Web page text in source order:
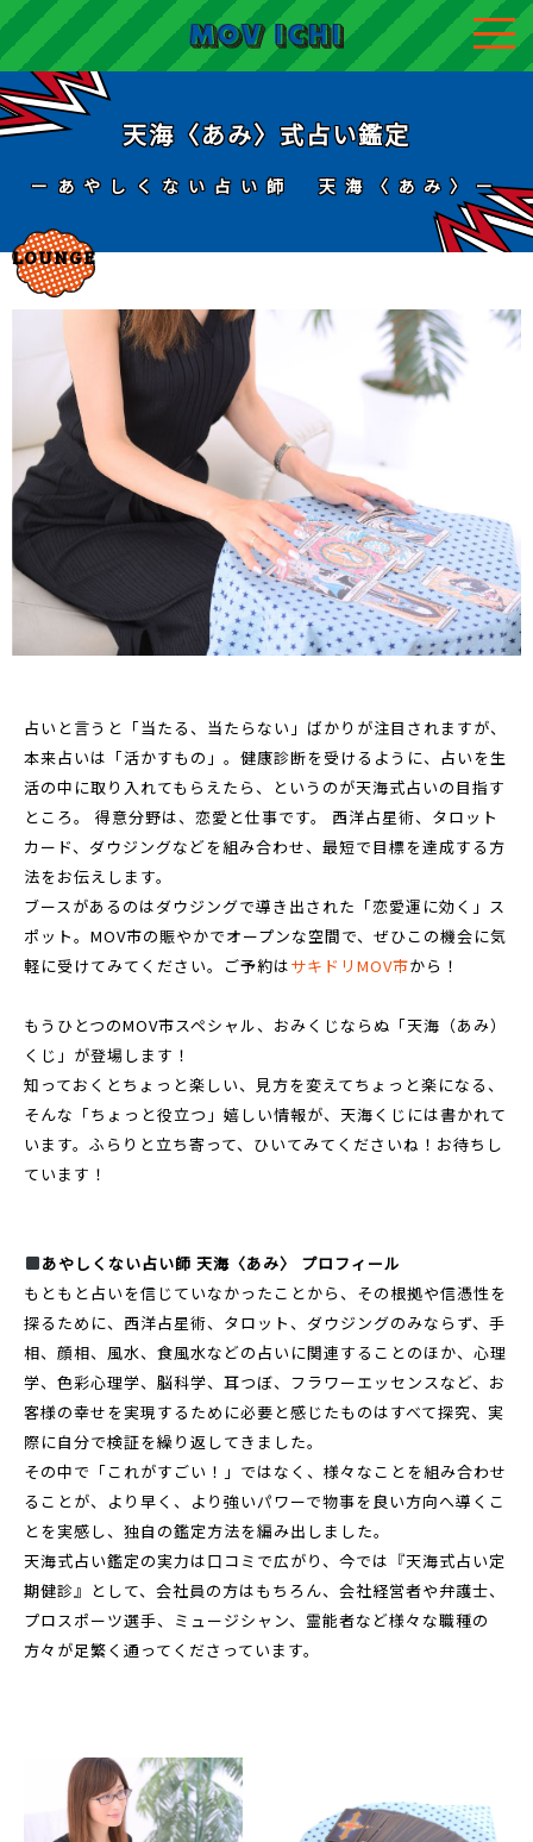
天海〈あみ〉式占い鑑定
ーあやしくない占い師 天海〈あみ〉ー
LOUNGE
占いと言うと「当たる、当たらない」ばかりが注目されますが、
本来占いは「活かすもの」。健康診断を受けるように、占いを生
活の中に取り入れてもらえたら、というのが天海式占いの目指す
ところ。 得意分野は、恋愛と仕事です。 西洋占星術、タロット
カード、ダウジングなどを組み合わせ、最短で目標を達成する方
法をお伝えします。
ブースがあるのはダウジングで導き出された「恋愛運に効く」ス
ポット。MOV市の賑やかでオープンな空間で、ぜひこの機会に気
軽に受けてみてください。ご予約はサキドリMOV市から！
もうひとつのMOV市スペシャル、おみくじならぬ「天海（あみ）
くじ」が登場します！
知っておくとちょっと楽しい、見方を変えてちょっと楽になる、
そんな「ちょっと役立つ」嬉しい情報が、天海くじには書かれて
います。ふらりと立ち寄って、ひいてみてくださいね！お待ちし
ています！
あやしくない占い師 天海〈あみ〉 プロフィール
もともと占いを信じていなかったことから、その根拠や信憑性を
探るために、西洋占星術、タロット、ダウジングのみならず、手
相、顔相、風水、食風水などの占いに関連することのほか、心理
学、色彩心理学、脳科学、耳つぼ、フラワーエッセンスなど、お
客様の幸せを実現するために必要と感じたものはすべて探究、実
際に自分で検証を繰り返してきました。
その中で「これがすごい！」ではなく、様々なことを組み合わせ
ることが、より早く、より強いパワーで物事を良い方向へ導くこ
とを実感し、独自の鑑定方法を編み出しました。
天海式占い鑑定の実力は口コミで広がり、今では『天海式占い定
期健診』として、会社員の方はもちろん、会社経営者や弁護士、
プロスポーツ選手、ミュージシャン、霊能者など様々な職種の
方々が足繁く通ってくださっています。